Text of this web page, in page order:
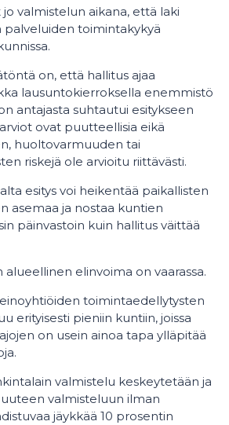
valmistelun aikana, että laki
palveluiden toimintakykyä
on, että hallitus ajaa
lausuntokierroksella enemmistö
antajasta suhtautui esitykseen
ovat puutteellisia eikä
huoltovarmuuden tai
riskejä ole arvioitu riittävästi.
esitys voi heikentää paikallisten
asemaa ja nostaa kuntien
päinvastoin kuin hallitus väittää
elinvoima on vaarassa.
toimintaedellytysten
erityisesti pieniin kuntiin, joissa
on usein ainoa tapa ylläpitää
valmistelu keskeytetään ja
valmisteluun ilman
jäykkää 10 prosentin